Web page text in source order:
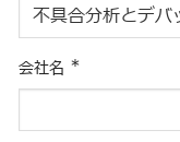
会社名 *